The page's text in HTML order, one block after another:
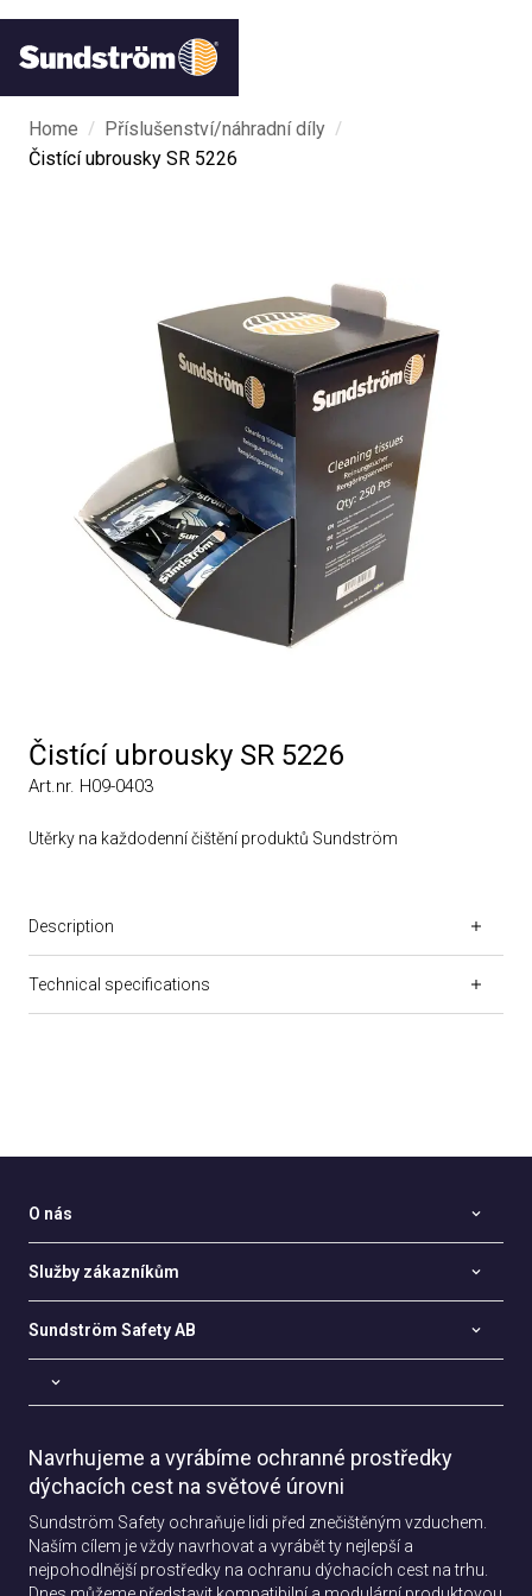
Home / Příslušenství/náhradní díly /
Čistící ubrousky SR 5226
Čistící ubrousky SR 5226
Art.nr. H09-0403
Utěrky na každodenní čištění produktů Sundström
Description
Technical specifications
O nás
Služby zákazníkům
Sundström Safety AB
Navrhujeme a vyrábíme ochranné prostředky
dýchacích cest na světové úrovni
Sundström Safety ochraňuje lidi před znečištěným vzduchem.
Naším cílem je vždy navrhovat a vyrábět ty nejlepší a
nejpohodlnější prostředky na ochranu dýchacích cest na trhu.